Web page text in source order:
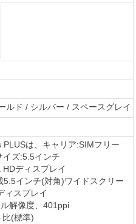
ルド / シルバー / スペースグレイ
は、キャリア:SIMフリー
イズ:5.5インチ
ディスプレイ
5.5インチ(対角)ワイドスクリー
ィスプレイ
解像度、401ppi
比(標準)